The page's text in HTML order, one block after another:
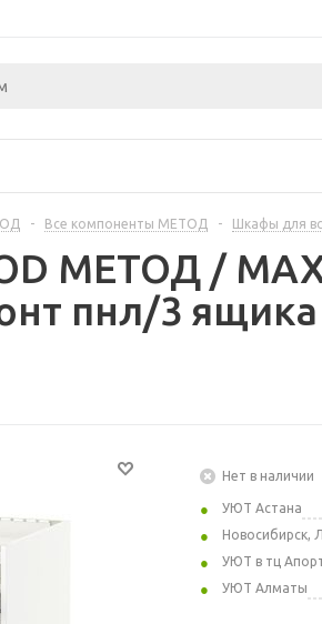
- Все компоненты МЕТОД - Шкафы для
МЕТОД /
пнл/3
Нет в наличии
УЮТ Астана
Новосибирск,
УЮТ в тц
УЮТ Алматы